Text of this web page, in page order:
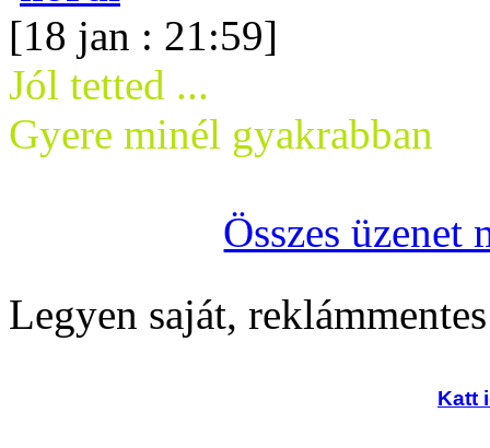
[18 jan : 21:59]
Jól tetted ...
Gyere minél gyakrabban
Összes üzenet
Legyen saját,
Katt